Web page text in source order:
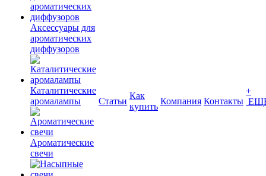
Аксессуары для
ароматических
диффузоров
Каталитические
аромалампы
Ароматические
свечи
Статьи
Как
купить
Компания Контакты
+